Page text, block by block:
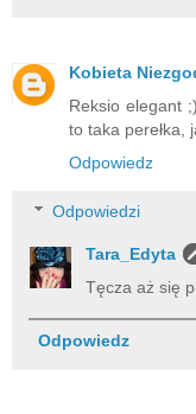
Kobieta
Reksio elegant
to taka perełka,
Odpowiedz
Odpowiedzi
Tara_Edyta
Tęcza aż się
Odpowiedz